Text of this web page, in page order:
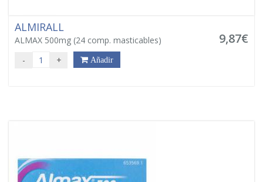
ALMIRALL
ALMAX 500mg (24 comp. masticables) 9,87€
- + Añadir